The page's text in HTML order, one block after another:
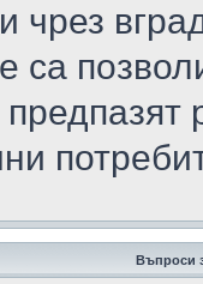
чрез
са
Въпроси